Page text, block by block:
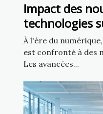
Impact des
technologies
contrats
À l'ère du
est confronté à des
Les avancées...